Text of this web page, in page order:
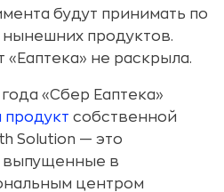
будут принимать по
продуктов.
не раскрыла.
«Сбер Еаптека»
продукт собственной
Solution — это
выпущенные в
центром